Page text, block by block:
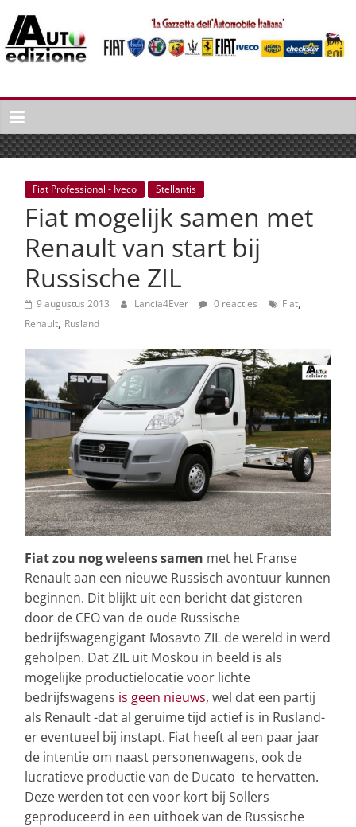
naar
inhoud
Auto
Edizione
La
Gazetta
dell'Automobile
Italiana
Italiaans
autonieuws
lifestyle
Fiat Professional - Iveco Stellantis
Fiat mogelijk samen met
Renault van start bij
Russische ZIL
9 augustus 2013 Lancia4Ever 0 reacties Fiat,
Renault, Rusland
Fiat zou nog weleens samen met het Franse
Renault aan een nieuwe Russisch avontuur kunnen
beginnen. Dit blijkt uit een bericht dat gisteren
door de CEO van de oude Russische
bedrijfswagengigant Mosavto ZIL de wereld in werd
geholpen. Dat ZIL uit Moskou in beeld is als
mogelijke productielocatie voor lichte
bedrijfswagens is geen nieuws, wel dat een partij
als Renault -dat al geruime tijd actief is in Rusland-
er eventueel bij instapt. Fiat heeft al een paar jaar
de intentie om naast personenwagens, ook de
lucratieve productie van de Ducato te hervatten.
Deze werden tot een voor kort bij Sollers
geproduceerd in een uithoek van de Russische